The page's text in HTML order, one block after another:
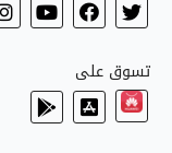
تسوق على